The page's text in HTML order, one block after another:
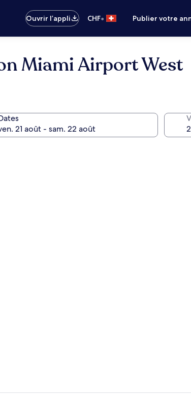
Ouvrir l’appli
CHF• Publier votre
Miami Airport West